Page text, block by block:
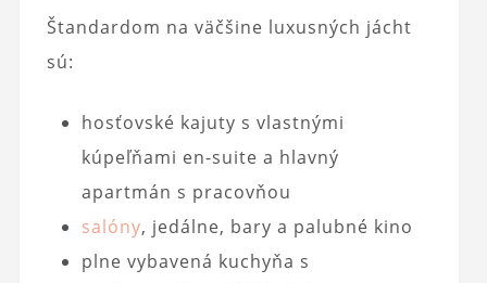
Štandardom na väčšine luxusných jácht
sú:
hosťovské kajuty s vlastnými
kúpeľňami en-suite a hlavný
apartmán s pracovňou
salóny, jedálne, bary a palubné kino
plne vybavená kuchyňa s